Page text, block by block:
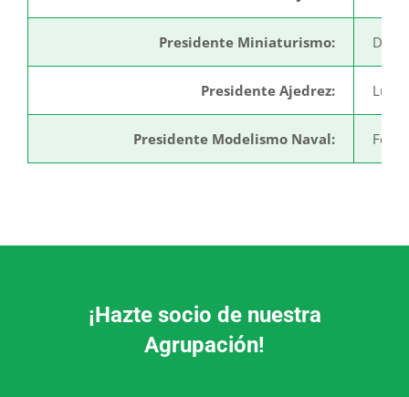
Presidente Miniaturismo:
Presidente Ajedrez: Luis
Presidente Modelismo Naval:
¡Hazte socio de nuestra
Agrupación!